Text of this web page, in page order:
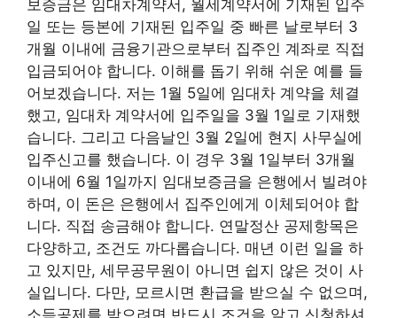
보증금은 임대차계약서, 월세계약서에 기재된 입주
일 또는 등본에 기재된 입주일 중 빠른 날로부터 3
개월 이내에 금융기관으로부터 집주인 계좌로 직접
입금되어야 합니다. 이해를 돕기 위해 쉬운 예를 들
어보겠습니다. 저는 1월 5일에 임대차 계약을 체결
했고, 임대차 계약서에 입주일을 3월 1일로 기재했
습니다. 그리고 다음날인 3월 2일에 현지 사무실에
입주신고를 했습니다. 이 경우 3월 1일부터 3개월
이내에 6월 1일까지 임대보증금을 ​​은행에서 빌려야
하며, 이 돈은 은행에서 집주인에게 이체되어야 합
니다. 직접 송금해야 합니다. 연말정산 공제항목은
다양하고, 조건도 까다롭습니다. 매년 이런 일을 하
고 있지만, 세무공무원이 아니면 쉽지 않은 것이 사
실입니다. 다만, 모르시면 환급을 받으실 수 없으며,
소득공제를 받으려면 반드시 조건을 알고 신청하셔